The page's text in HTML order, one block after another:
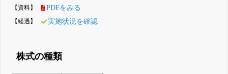
登録すると永久30%OFFと米株版の先行利用も付きます
【資料】 PDFをみる
【経過】 実施状況を確認
株式の種類